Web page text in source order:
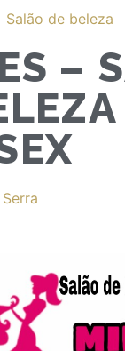
Salão de beleza
–